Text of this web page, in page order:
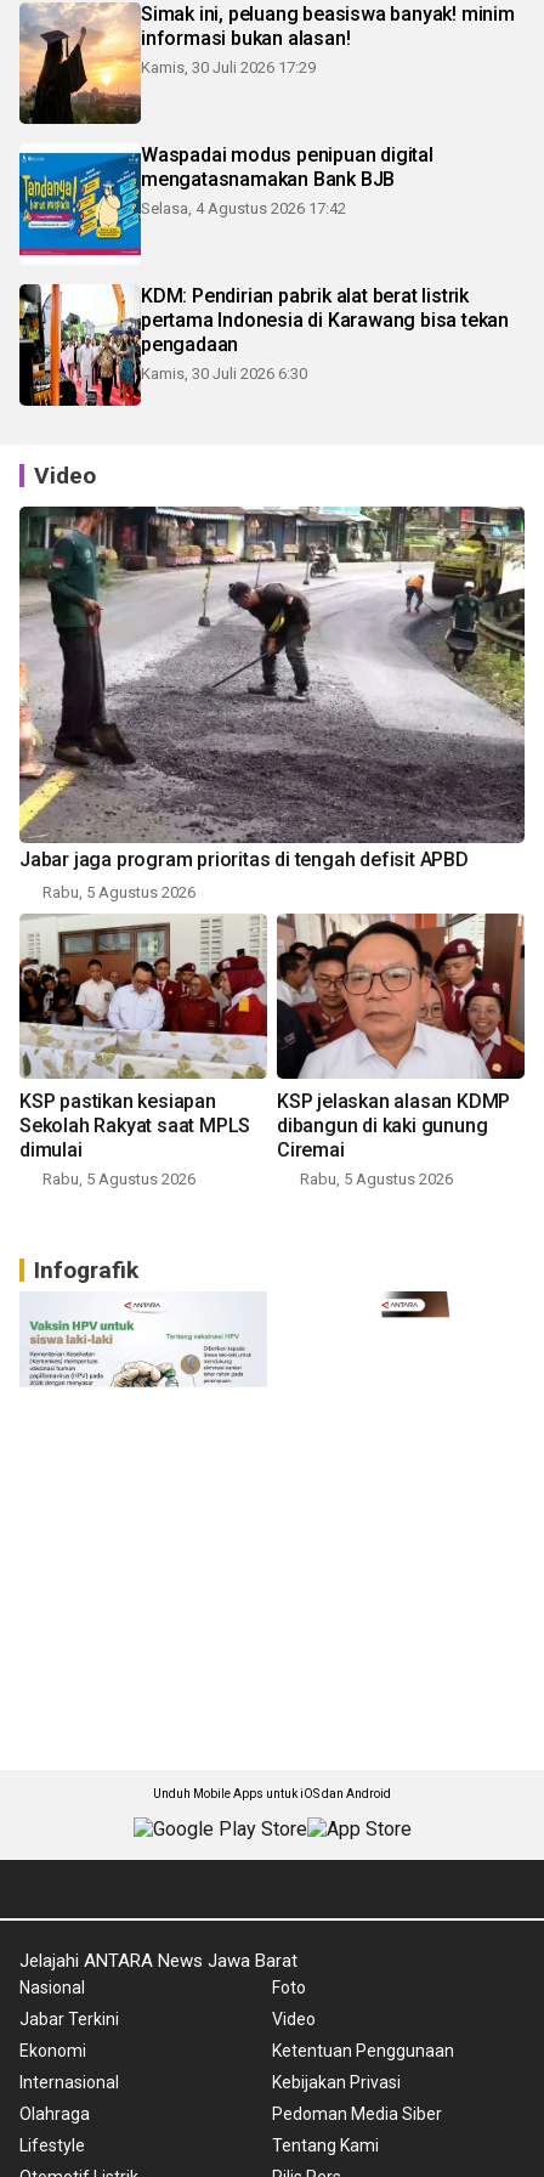
Simak ini, peluang beasiswa banyak! minim
informasi bukan alasan!
Kamis, 30 Juli 2026 17:29
Waspadai modus penipuan digital
mengatasnamakan Bank BJB
Selasa, 4 Agustus 2026 17:42
KDM: Pendirian pabrik alat berat listrik
pertama Indonesia di Karawang bisa tekan
pengadaan
Kamis, 30 Juli 2026 6:30
Video
Jabar jaga program prioritas di tengah defisit APBD
Rabu, 5 Agustus 2026
KSP pastikan kesiapan
Sekolah Rakyat saat MPLS
dimulai
Rabu, 5 Agustus 2026
KSP jelaskan alasan KDMP
dibangun di kaki gunung
Ciremai
Rabu, 5 Agustus 2026
Infografik
Unduh Mobile Apps untuk iOS dan Android
Jelajahi ANTARA News Jawa Barat
Nasional
Jabar Terkini
Ekonomi
Internasional
Olahraga
Lifestyle
Foto
Video
Ketentuan Penggunaan
Kebijakan Privasi
Pedoman Media Siber
Tentang Kami